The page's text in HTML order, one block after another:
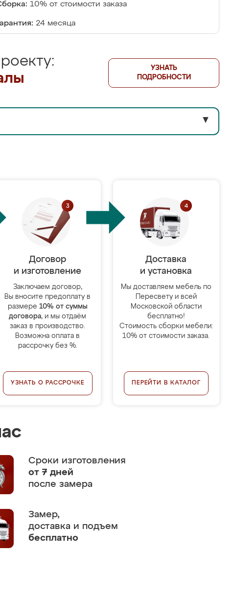
10% от стоимости заказа
24 месяца
УЗНАТЬ
ПОДРОБНОСТИ
▼
Договор
и изготовление
Заключаем договор,
Вы вносите предоплату в
размере 10% от суммы
договора, и мы отдаём
заказ в производство.
Возможна оплата в
рассрочку без %.
УЗНАТЬ О РАССРОЧКЕ
Доставка
и установка
Мы доставляем мебель по
Пересвету и всей
Московской области
бесплатно!
Стоимость сборки мебели:
10% от стоимости заказа.
ПЕРЕЙТИ В КАТАЛОГ
Сроки изготовления
от 7 дней
после замера
Замер,
доставка и подъем
бесплатно